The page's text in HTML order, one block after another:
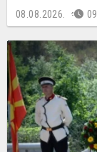
08.08.2026.